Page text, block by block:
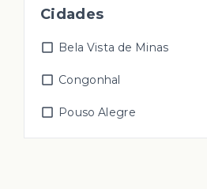
Cidades
Bela Vista de Minas
Congonhal
Pouso Alegre